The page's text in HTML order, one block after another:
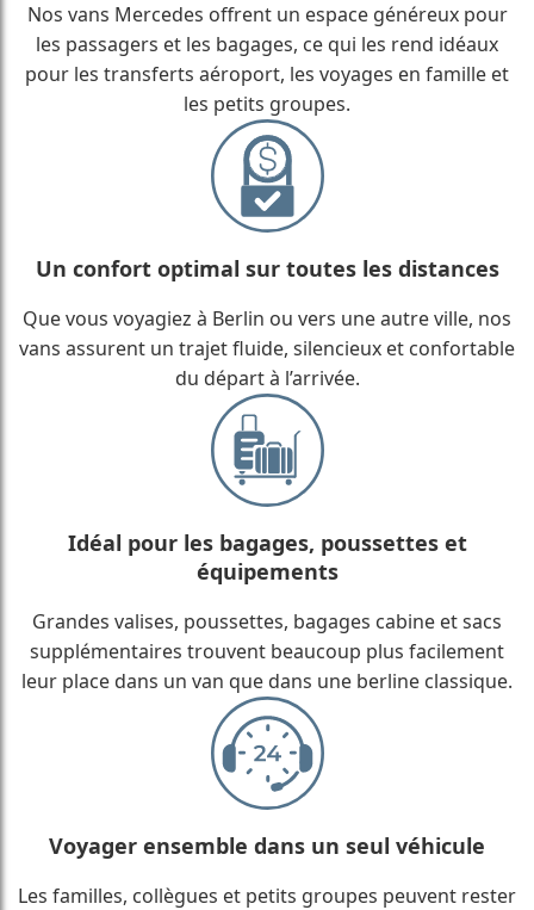
Nos vans Mercedes offrent un espace généreux pour
les passagers et les bagages, ce qui les rend idéaux
pour les transferts aéroport, les voyages en famille et
les petits groupes.
Un confort optimal sur toutes les distances
Que vous voyagiez à Berlin ou vers une autre ville, nos
vans assurent un trajet fluide, silencieux et confortable
du départ à l’arrivée.
Idéal pour les bagages, poussettes et
équipements
Grandes valises, poussettes, bagages cabine et sacs
supplémentaires trouvent beaucoup plus facilement
leur place dans un van que dans une berline classique.
Voyager ensemble dans un seul véhicule
Les familles, collègues et petits groupes peuvent rester